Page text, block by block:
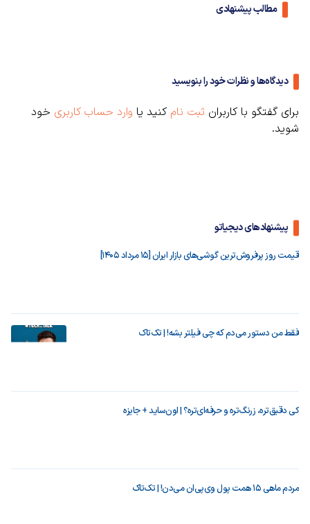
مطالب پیشنهادی
دیدگاه‌ها و نظرات خود را بنویسید
برای گفتگو با کاربران ثبت نام کنید یا وارد حساب کاربری خود
شوید.
پیشنهادهای دیجیاتو
قیمت روز پرفروش‌ترین گوشی‌های بازار ایران [15 مرداد 1405]
فقط من دستور می‌دم که چی فیلتر بشه! | تک‌تاک
کی دقیق‌تره، زرنگ‌تره و حرفه‌ای‌تره؟ | اون‌ساید + جایزه
مردم ماهی ۱۵ همت پول وی‌پی‌ان می‌دن! | تک‌تاک